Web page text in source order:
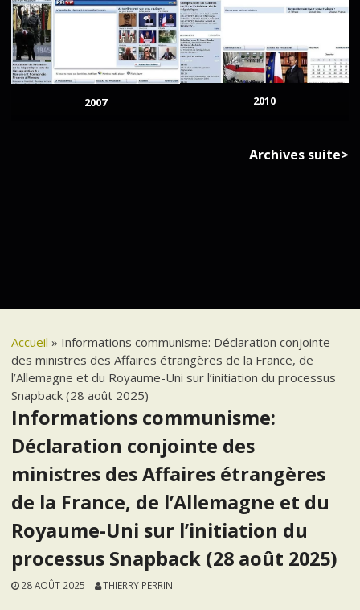
2007 2010
Archives suite>
Accueil » Informations communisme: Déclaration conjointe
des ministres des Affaires étrangères de la France, de
l’Allemagne et du Royaume-Uni sur l’initiation du processus
Snapback (28 août 2025)
Informations communisme:
Déclaration conjointe des
ministres des Affaires étrangères
de la France, de l’Allemagne et du
Royaume-Uni sur l’initiation du
processus Snapback (28 août 2025)
28 AOÛT 2025 THIERRY PERRIN